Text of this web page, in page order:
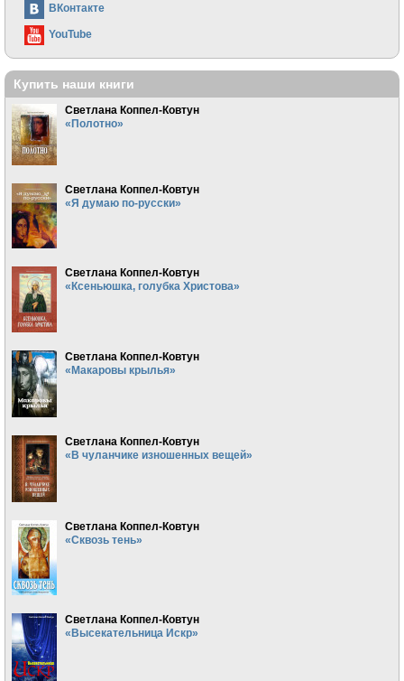
ВКонтакте
YouTube
Купить наши книги
Светлана Коппел-Ковтун
«Полотно»
Светлана Коппел-Ковтун
«Я думаю по-русски»
Светлана Коппел-Ковтун
«Ксеньюшка, голубка Христова»
Светлана Коппел-Ковтун
«Макаровы крылья»
Светлана Коппел-Ковтун
«В чуланчике изношенных вещей»
Светлана Коппел-Ковтун
«Сквозь тень»
Светлана Коппел-Ковтун
«Высекательница Искр»